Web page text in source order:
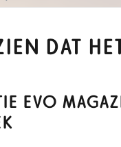
DAT
EVO